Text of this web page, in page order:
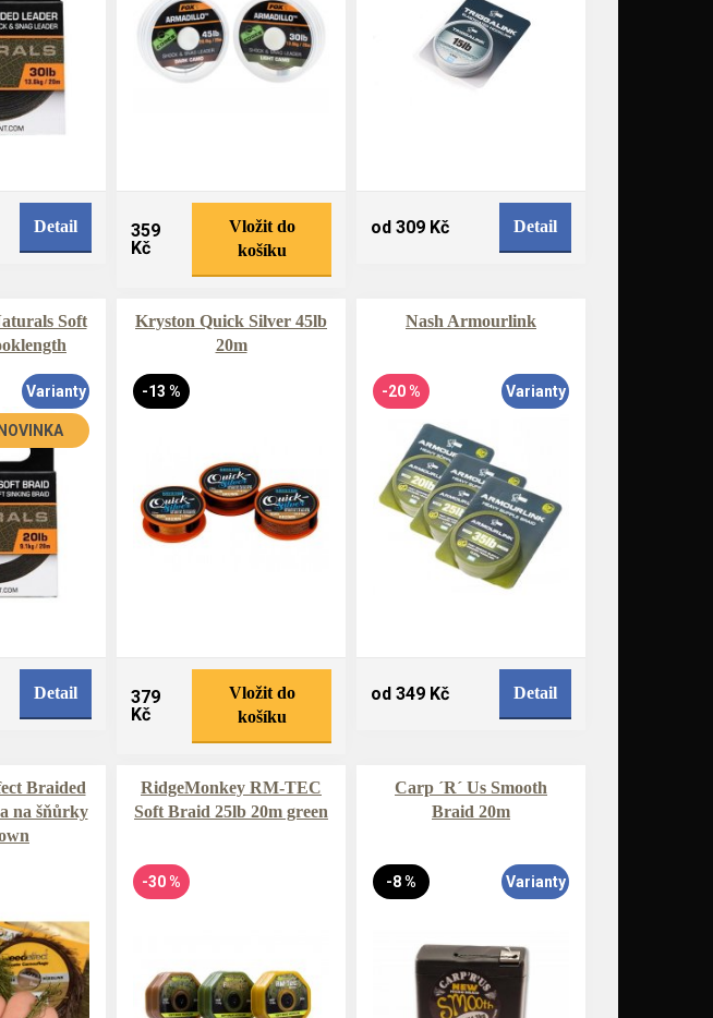
Detail
359
Kč
Vložit do
košíku
od 309 Kč Detail
Soft
NOVINKA
Varianty
Detail
Kryston Quick Silver 45lb
20m
-13 %
379
Kč
Vložit do
košíku
Nash Armourlink
-20 % Varianty
od 349 Kč Detail
Braided
na šňůrky
RidgeMonkey RM-TEC
Soft Braid 25lb 20m green
-30 %
Carp ´R´ Us Smooth
Braid 20m
-8 % Varianty